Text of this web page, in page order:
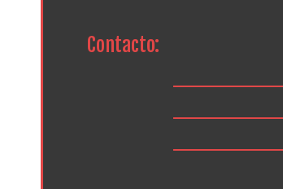
Contacto: